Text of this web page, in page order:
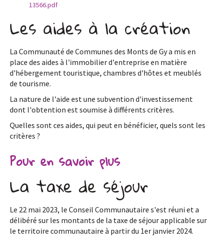
13566.pdf
Les aides à la création
La Communauté de Communes des Monts de Gy a mis en
place des aides à l'immobilier d'entreprise en matière
d'hébergement touristique, chambres d'hôtes et meublés
de tourisme.
La nature de l'aide est une subvention d'investissement
dont l'obtention est soumise à différents critères.
Quelles sont ces aides, qui peut en bénéficier, quels sont les
critères ?
Pour en savoir plus
La taxe de séjour
Le 22 mai 2023, le Conseil Communautaire s'est réuni et a
délibéré sur les montants de la taxe de séjour applicable sur
le territoire communautaire à partir du 1er janvier 2024.